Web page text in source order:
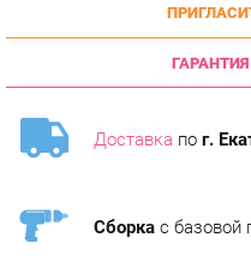
ГАРАНТИЯ
Доставкапог.